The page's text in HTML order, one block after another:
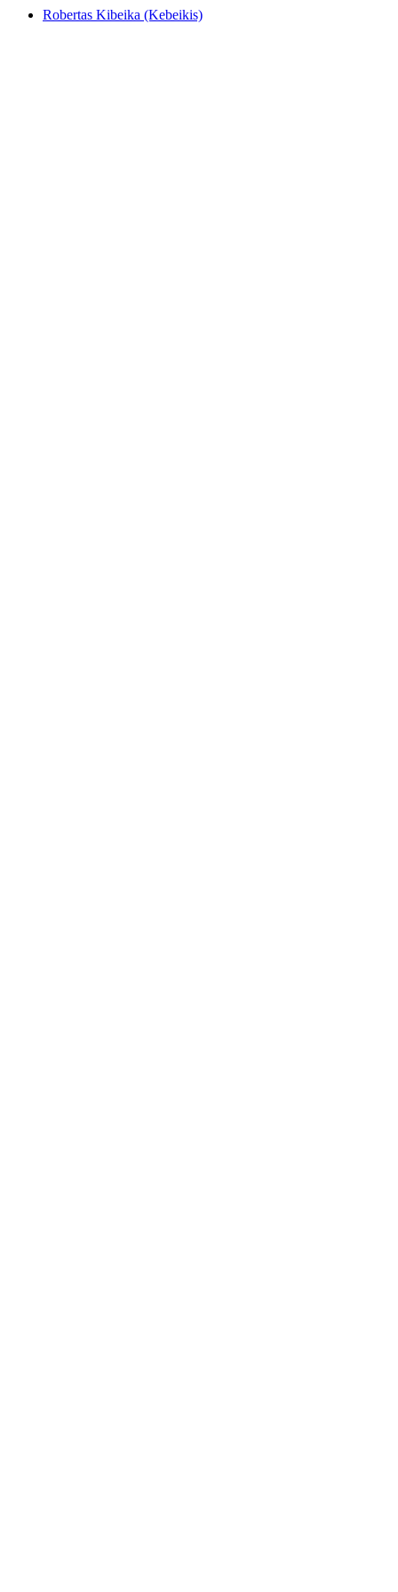
Robertas Kibeika (Kebeikis)